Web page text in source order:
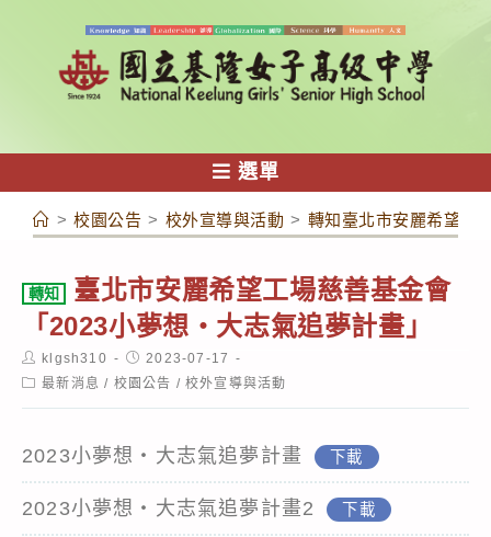
容
選單
> 校園公告 > 校外宣導與活動 > 轉知臺北市安麗希望工
轉知
臺北市安麗希望工場慈善基金會
「2023小夢想‧大志氣追夢計畫」
Post
author:
klgsh310
Post
published:
2023-07-17
Post最新消息 / 校園公告 / 校外宣導與活動
2023小夢想‧大志氣追夢計畫 下載
2023小夢想‧大志氣追夢計畫2 下載